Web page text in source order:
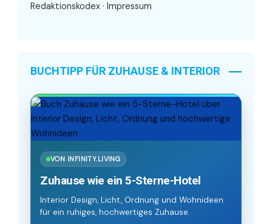
Redaktionskodex · Impressum
BUCHTIPP FÜR ZUHAUSE & INTERIOR
VON INFINITY.LIVING
Zuhause wie ein 5-Sterne-Hotel
Interior Design, Licht, Ordnung und Wohnideen
für ein ruhiges, hochwertiges Zuhause.